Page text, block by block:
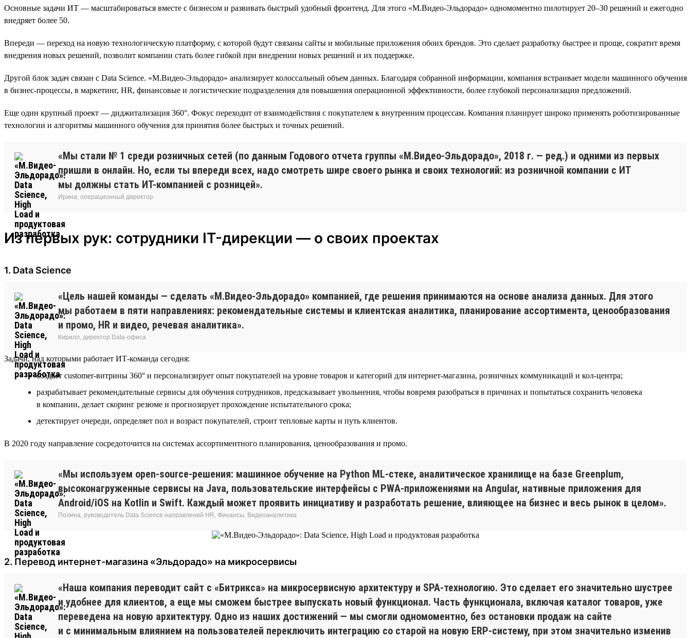
Основные задачи ИТ — масштабироваться вместе с бизнесом и развивать быстрый удобный фронтенд. Для этого «М.Видео-Эльдорадо» одномоментно пилотирует 20–30 решений и ежегодно
внедряет более 50.
Впереди — переход на новую технологическую платформу, с которой будут связаны сайты и мобильные приложения обоих брендов. Это сделает разработку быстрее и проще, сократит время
внедрения новых решений, позволит компании стать более гибкой при внедрении новых решений и их поддержке.
Другой блок задач связан с Data Science. «М.Видео-Эльдорадо» анализирует колоссальный объем данных. Благодаря собранной информации, компания встраивает модели машинного обучения
в бизнес-процессы, в маркетинг, HR, финансовые и логистические подразделения для повышения операционной эффективности, более глубокой персонализации предложений.
Еще один крупный проект — диджитализация 360°. Фокус переходит от взаимодействия с покупателем к внутренним процессам. Компания планирует широко применять роботизированные
технологии и алгоритмы машинного обучения для принятия более быстрых и точных решений.
«Мы стали № 1 среди розничных сетей (по данным Годового отчета группы «М.Видео-Эльдорадо», 2018 г. — ред.) и одними из первых
пришли в онлайн. Но, если ты впереди всех, надо смотреть шире своего рынка и своих технологий: из розничной компании с ИТ
мы должны стать ИТ-компанией с розницей».
Ирина, операционный директор
Из первых рук: сотрудники IT-дирекции — о своих проектах
1. Data Science
«Цель нашей команды — сделать «М.Видео-Эльдорадо» компанией, где решения принимаются на основе анализа данных. Для этого
мы работаем в пяти направлениях: рекомендательные системы и клиентская аналитика, планирование ассортимента, ценообразования
и промо, HR и видео, речевая аналитика».
Кирилл, директор Data-офиса
Задачи, над которыми работает ИТ-команда сегодня:
создает customer-витрины 360° и персонализирует опыт покупателей на уровне товаров и категорий для интернет-магазина, розничных коммуникаций и кол-центра;
разрабатывает рекомендательные сервисы для обучения сотрудников, предсказывает увольнения, чтобы вовремя разобраться в причинах и попытаться сохранить человека
в компании, делает скоринг резюме и прогнозирует прохождение испытательного срока;
детектирует очереди, определяет пол и возраст покупателей, строит тепловые карты и путь клиентов.
В 2020 году направление сосредоточится на системах ассортиментного планирования, ценообразования и промо.
«Мы используем open-source-решения: машинное обучение на Python ML-стеке, аналитическое хранилище на базе Greenplum,
высоконагруженные сервисы на Java, пользовательские интерфейсы с PWA-приложениями на Angular, нативные приложения для
Android/iOS на Kotlin и Swift. Каждый может проявить инициативу и разработать решение, влияющее на бизнес и весь рынок в целом».
Полина, руководитель Data Science направлений HR, Финансы, Видеоаналитика
2. Перевод интернет-магазина «Эльдорадо» на микросервисы
«Наша компания переводит сайт с «Битрикса» на микросервисную архитектуру и SPA-технологию. Это сделает его значительно шустрее
и удобнее для клиентов, а еще мы сможем быстрее выпускать новый функционал. Часть функционала, включая каталог товаров, уже
переведена на новую архитектуру. Одно из наших достижений — мы смогли одномоментно, без остановки продаж на сайте
и с минимальным влиянием на пользователей переключить интеграцию со старой на новую ERP-систему, при этом значительно изменив